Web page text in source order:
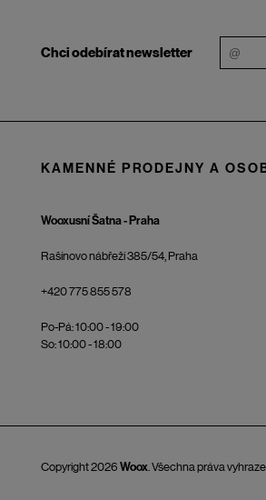
Chci odebírat newsletter
KAMENNÉ PRODEJNY A
Wooxusní Šatna - Praha
Rašínovo nábřeží 385/54, Praha
+420 775 855 578
Po-Pá: 10:00 - 19:00
So: 10:00 - 18:00
Copyright 2026 Woox. Všechna práva